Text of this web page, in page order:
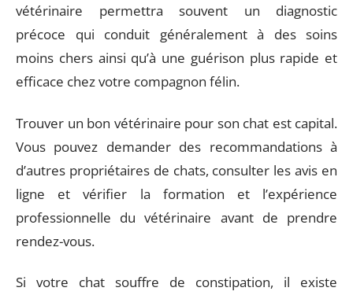
vétérinaire permettra souvent un diagnostic
précoce qui conduit généralement à des soins
moins chers ainsi qu’à une guérison plus rapide et
efficace chez votre compagnon félin.
Trouver un bon vétérinaire pour son chat est capital.
Vous pouvez demander des recommandations à
d’autres propriétaires de chats, consulter les avis en
ligne et vérifier la formation et l’expérience
professionnelle du vétérinaire avant de prendre
rendez-vous.
Si votre chat souffre de constipation, il existe